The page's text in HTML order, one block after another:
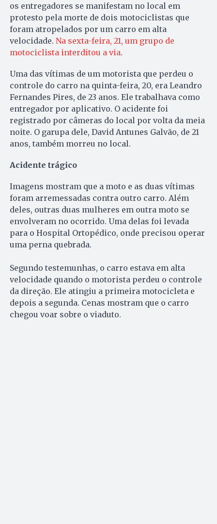
os entregadores se manifestam no local em
protesto pela morte de dois motociclistas que
foram atropelados por um carro em alta
velocidade. Na sexta-feira, 21, um grupo de
motociclista interditou a via.
Uma das vítimas de um motorista que perdeu o
controle do carro na quinta-feira, 20, era Leandro
Fernandes Pires, de 23 anos. Ele trabalhava como
entregador por aplicativo. O acidente foi
registrado por câmeras do local por volta da meia
noite. O garupa dele, David Antunes Galvão, de 21
anos, também morreu no local.
Acidente trágico
Imagens mostram que a moto e as duas vítimas
foram arremessadas contra outro carro. Além
deles, outras duas mulheres em outra moto se
envolveram no ocorrido. Uma delas foi levada
para o Hospital Ortopédico, onde precisou operar
uma perna quebrada.
Segundo testemunhas, o carro estava em alta
velocidade quando o motorista perdeu o controle
da direção. Ele atingiu a primeira motocicleta e
depois a segunda. Cenas mostram que o carro
chegou voar sobre o viaduto.